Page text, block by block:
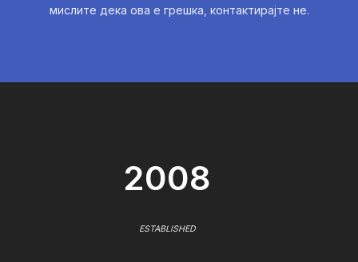
мислите дека ова е грешка, контактирајте не.
2008
ESTABLISHED